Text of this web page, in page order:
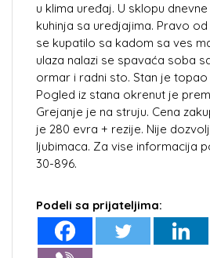
u klima uređaj. U sklopu
kuhinja sa uredjajima. Pravo
se kupatilo sa kadom sa ves
ulaza nalazi se spavaća soba
ormar i radni sto. Stan je
Pogled iz stana okrenut je
Grejanje je na struju. Cena
je 280 evra + rezije. Nije
ljubimaca. Za vise informacija
30-896.
Podeli sa prijateljima: